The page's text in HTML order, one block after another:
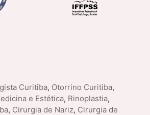
Curitiba, Otorrino Curitiba,
e Estética, Rinoplastia,
, Cirurgia de Nariz, Cirurgia de